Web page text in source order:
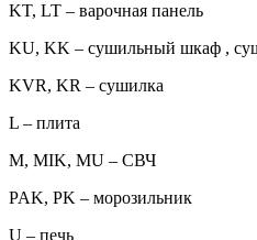
KT, LT – варочная панель
KU, KK – сушильный шкаф ,
KVR, KR – сушилка
L – плита
M, MIK, MU – СВЧ
PAK, PK – морозильник
U – печь